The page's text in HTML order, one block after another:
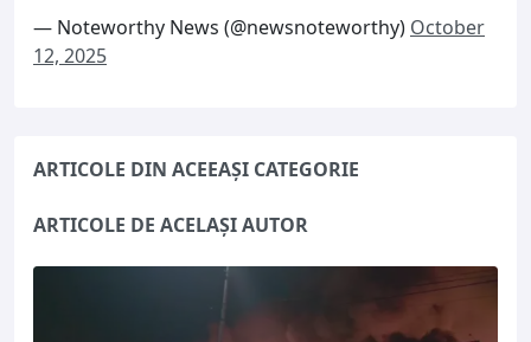
— Noteworthy News (@newsnoteworthy) October
12, 2025
ARTICOLE DIN ACEEAȘI CATEGORIE
ARTICOLE DE ACELAȘI AUTOR